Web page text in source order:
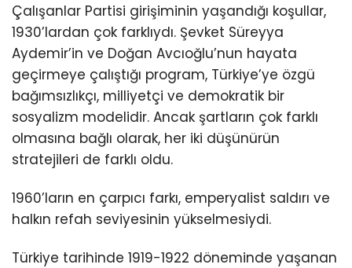
Çalışanlar Partisi girişiminin yaşandığı koşullar,
1930’lardan çok farklıydı. Şevket Süreyya
Aydemir’in ve Doğan Avcıoğlu’nun hayata
geçirmeye çalıştığı program, Türkiye’ye özgü
bağımsızlıkçı, milliyetçi ve demokratik bir
sosyalizm modelidir. Ancak şartların çok farklı
olmasına bağlı olarak, her iki düşünürün
stratejileri de farklı oldu.
1960’ların en çarpıcı farkı, emperyalist saldırı ve
halkın refah seviyesinin yükselmesiydi.
Türkiye tarihinde 1919-1922 döneminde yaşanan